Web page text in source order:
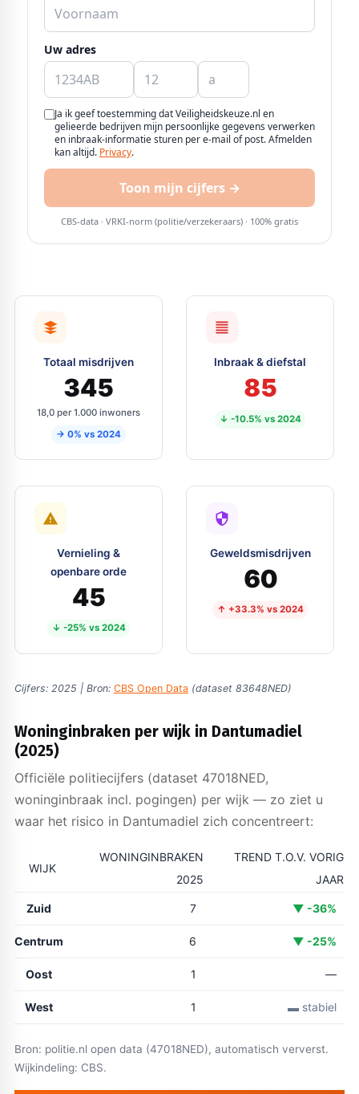
Totaal misdrijven
345
18,0 per 1.000 inwoners
→ 0% vs 2024
Inbraak & diefstal
85
↓ -10.5% vs 2024
Vernieling &
openbare orde
45
↓ -25% vs 2024
Geweldsmisdrijven
60
↑ +33.3% vs 2024
Cijfers: 2025 | Bron: CBS Open Data (dataset 83648NED)
Woninginbraken per wijk in Dantumadiel
(2025)
Officiële politiecijfers (dataset 47018NED,
woninginbraak incl. pogingen) per wijk — zo ziet u
waar het risico in Dantumadiel zich concentreert:
WIJK
WONINGINBRAKEN
2025
TREND T.O.V. VORIG
JAAR
Zuid 7 ▼ -36%
Centrum 6 ▼ -25%
Oost 1 —
West 1 ▬ stabiel
Bron: politie.nl open data (47018NED), automatisch ververst.
Wijkindeling: CBS.